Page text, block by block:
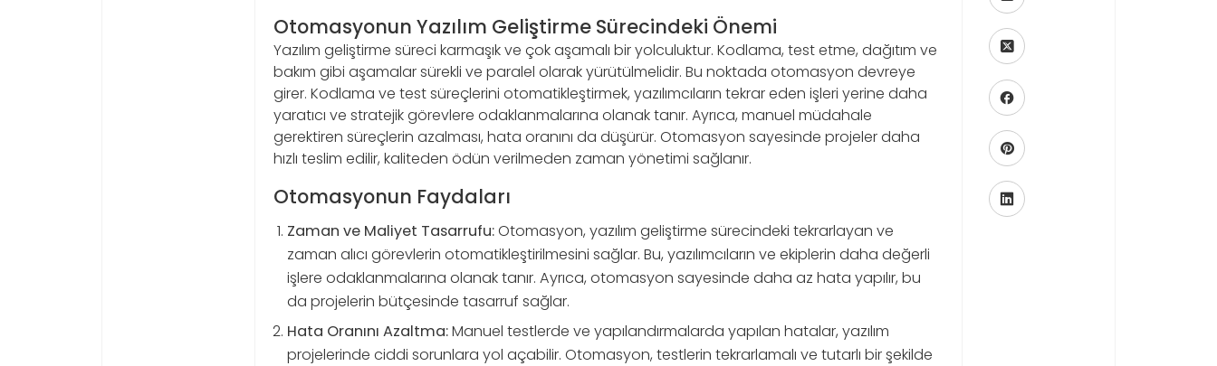
Otomasyonun Yazılım Geliştirme Sürecindeki Önemi
Yazılım geliştirme süreci karmaşık ve çok aşamalı bir yolculuktur. Kodlama, test etme, dağıtım ve
bakım gibi aşamalar sürekli ve paralel olarak yürütülmelidir. Bu noktada otomasyon devreye
girer. Kodlama ve test süreçlerini otomatikleştirmek, yazılımcıların tekrar eden işleri yerine daha
yaratıcı ve stratejik görevlere odaklanmalarına olanak tanır. Ayrıca, manuel müdahale
gerektiren süreçlerin azalması, hata oranını da düşürür. Otomasyon sayesinde projeler daha
hızlı teslim edilir, kaliteden ödün verilmeden zaman yönetimi sağlanır.
Otomasyonun Faydaları
Zaman ve Maliyet Tasarrufu:Otomasyon, yazılım geliştirme sürecindeki tekrarlayan ve
zaman alıcı görevlerin otomatikleştirilmesini sağlar. Bu, yazılımcıların ve ekiplerin daha değerli
işlere odaklanmalarına olanak tanır. Ayrıca, otomasyon sayesinde daha az hata yapılır, bu
da projelerin bütçesinde tasarruf sağlar.
Hata Oranını Azaltma:Manuel testlerde ve yapılandırmalarda yapılan hatalar, yazılım
projelerinde ciddi sorunlara yol açabilir. Otomasyon, testlerin tekrarlamalı ve tutarlı bir şekilde